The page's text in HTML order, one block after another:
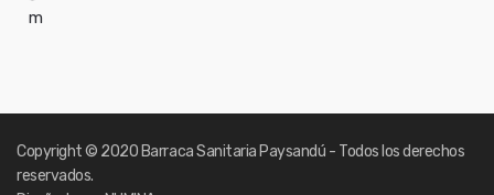
Copyright© 2020 Barraca Sanitaria Paysandú - Todos los derechos
reservados.